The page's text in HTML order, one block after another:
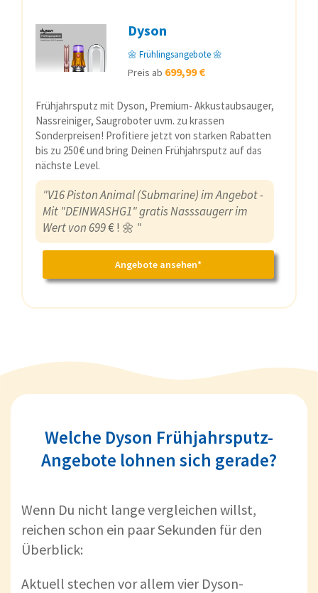
Dyson
🌼 Frühlingsangebote 🌼
Preis ab 699,99 €
Frühjahrsputz mit Dyson, Premium- Akkustaubsauger,
Nassreiniger, Saugroboter uvm. zu krassen
Sonderpreisen! Profitiere jetzt von starken Rabatten
bis zu 250 € und bring Deinen Frühjahrsputz auf das
nächste Level.
"V16 Piston Animal (Submarine) im Angebot -
Mit "DEINWASHG1" gratis Nasssaugerr im
Wert von 699€ ! 🌼 "
Angebote ansehen*
Welche Dyson Frühjahrsputz-
Angebote lohnen sich gerade?
Wenn Du nicht lange vergleichen willst,
reichen schon ein paar Sekunden für den
Überblick:
Aktuell stechen vor allem vier Dyson-